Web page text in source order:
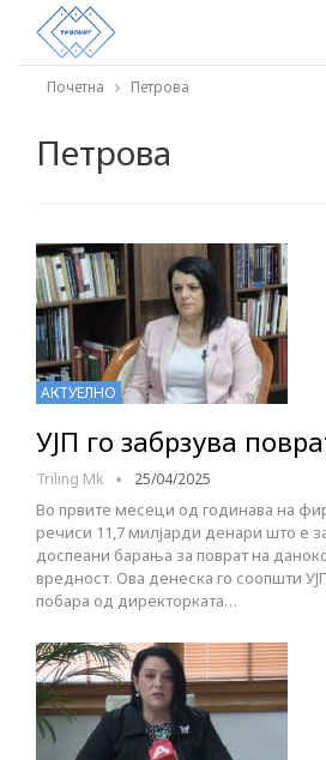
Почетна Петрова
Петрова
АКТУЕЛНО
УЈП го забрзува
Triling Mk 25/04/2025
Во првите месеци од годинава на
речиси 11,7 милјарди денари што е
доспеани барања за поврат на
вредност. Ова денеска го соопшти
побара од директорката…